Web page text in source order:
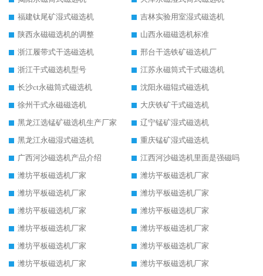
福建钛尾矿湿式磁选机
吉林实验用室湿式磁选机
陕西永磁磁选机的调整
山西永磁磁选机标准
浙江履带式干选磁选机
邢台干选铁矿磁选机厂
浙江干式磁选机型号
江苏永磁筒式干式磁选机
长沙ct永磁筒式磁选机
沈阳永磁辊式磁选机
徐州干式永磁磁选机
大庆铁矿干式磁选机
黑龙江选锰矿磁选机生产厂家
辽宁锰矿湿式磁选机
黑龙江永磁湿式磁选机
重庆锰矿湿式磁选机
广西河沙磁选机产品介绍
江西河沙磁选机里面是强磁吗
潍坊平板磁选机厂家
潍坊平板磁选机厂家
潍坊平板磁选机厂家
潍坊平板磁选机厂家
潍坊平板磁选机厂家
潍坊平板磁选机厂家
潍坊平板磁选机厂家
潍坊平板磁选机厂家
潍坊平板磁选机厂家
潍坊平板磁选机厂家
潍坊平板磁选机厂家
潍坊平板磁选机厂家